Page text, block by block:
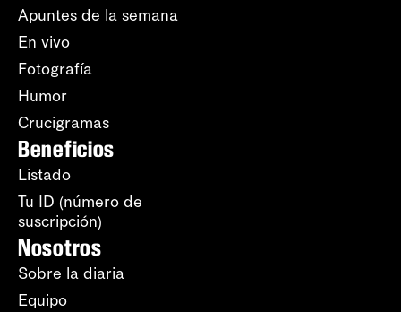
Apuntes de la semana
En vivo
Fotografía
Humor
Crucigramas
Beneficios
Listado
Tu ID (número de
suscripción)
Nosotros
Sobre la diaria
Equipo